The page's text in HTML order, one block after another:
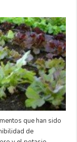
que han sido
de